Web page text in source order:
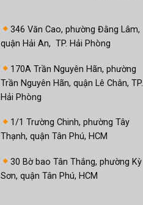
346 Văn Cao, phường Đằng Lâm,
quận Hải An, TP. Hải Phòng
170A Trần Nguyên Hãn, phường
Trần Nguyên Hãn, quận Lê Chân, TP.
Hải Phòng
1/1 Trường Chinh, phường Tây
Thạnh, quận Tân Phú, HCM
30 Bờ bao Tân Thắng, phường Kỳ
Sơn, quận Tân Phú, HCM